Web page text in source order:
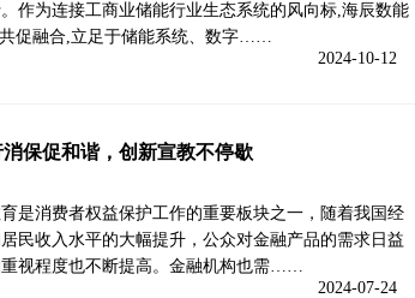
作为连接工商业储能行业生态系统的风向标,海辰数能
共促融合,立足于储能系统、数字……
2024-10-12
保促和谐，创新宣教不停歇
是消费者权益保护工作的重要板块之一，随着我国经
民收入水平的大幅提升，公众对金融产品的需求日益
视程度也不断提高。金融机构也需……
2024-07-24